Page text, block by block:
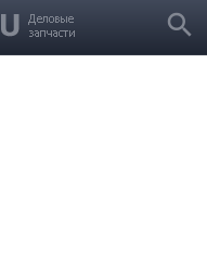
search